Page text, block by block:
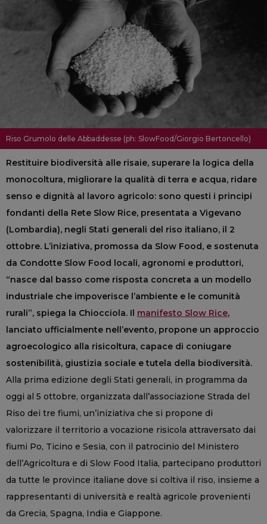
Riso Grumolo delle Abbaddesse (ph: SlowFood/Giorgio Bertoncello)
Restituire biodiversità alle risaie, superare la logica della
monocoltura, migliorare la qualità di terra e acqua, ridare
senso e dignità al lavoro agricolo: sono questi i principi
fondanti della Rete Slow Rice, presentata a Vigevano
(Lombardia), negli Stati generali del riso italiano, il 2
ottobre. L’iniziativa, promossa da Slow Food, e sostenuta
da Condotte Slow Food locali, agronomi e produttori,
“nasce dal basso come risposta concreta a un modello
industriale che impoverisce l’ambiente e le comunità
rurali”, spiega la Chiocciola. Il manifesto Slow Rice,
lanciato ufficialmente nell’evento, propone un approccio
agroecologico alla risicoltura, capace di coniugare
sostenibilità, giustizia sociale e tutela della biodiversità.
Alla prima edizione degli Stati generali, in programma da
oggi al 5 ottobre, organizzata dall’associazione Strada del
Riso dei tre fiumi, un’iniziativa che si propone di
valorizzare il territorio a vocazione risicola attraversato dai
fiumi Po, Ticino e Sesia, con il patrocinio del Ministero
dell’Agricoltura e di Slow Food Italia, partecipano produttori
da tutte le province italiane dove si coltiva il riso, insieme a
rappresentanti di università e realtà agricole provenienti
da Grecia, Spagna, India e Giappone.